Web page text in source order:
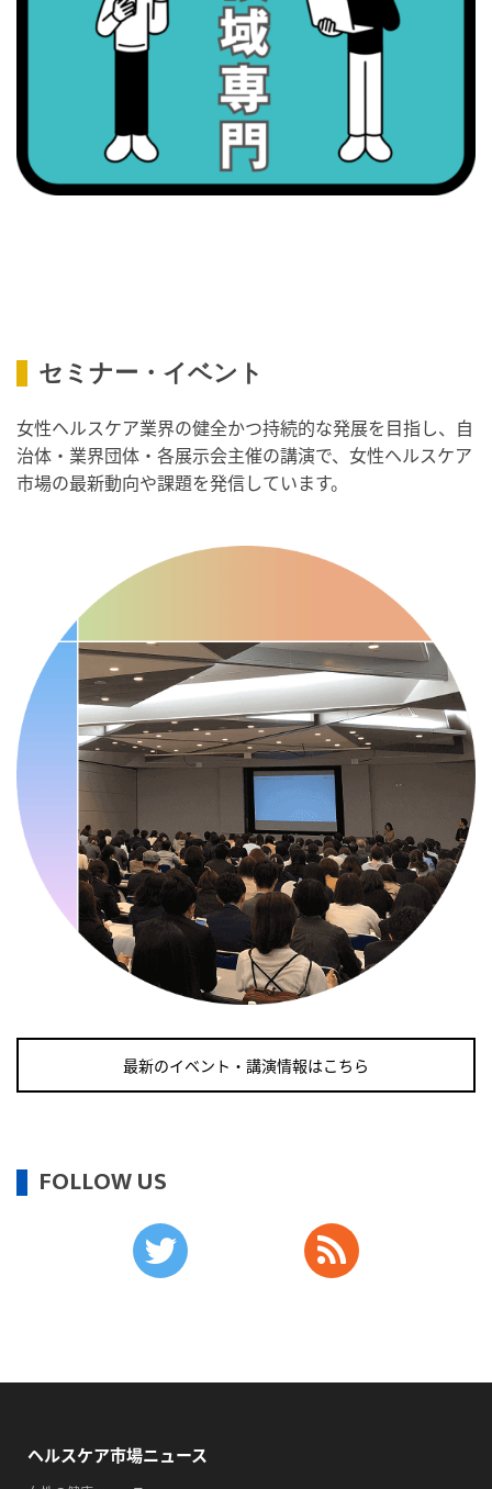
・歯ヂカラ探究月間
・職場の健康診断実施強化月間
・世界アルツハイマー月間
・健康増進普及月間
・がん征圧月間
・健康増進普及月間
・歯ヂカラ探究月間
・骨盤臓器脱 克服の日
2026/09/10(木)
・がん征圧月間
・世界アルツハイマー月間
・健康増進普及月間
・歯ヂカラ探究月間
・職場の健康診断実施強化月間
・自殺予防週間
・世界自殺予防デー
・日本骨髄増殖性腫瘍の日
・知的障害者愛護デー
・糖化の日
2026/09/11(金)
・世界アルツハイマー月間
・健康増進普及月間
・歯ヂカラ探究月間
・世界アルツハイマー月間
2026/09/13(日)
セミナー・イベント
女性ヘルスケア業界の健全かつ持続的な発展を目指し、自
治体・業界団体・各展示会主催の講演で、女性ヘルスケア
市場の最新動向や課題を発信しています。
最新のイベント・講演情報はこちら
FOLLOW US
ヘルスケア市場ニュース